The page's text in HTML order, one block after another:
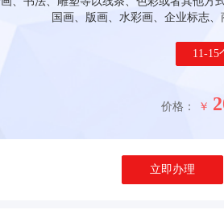
国画、版画、水彩画、企业标志
11-15
价格： ￥
立即办理